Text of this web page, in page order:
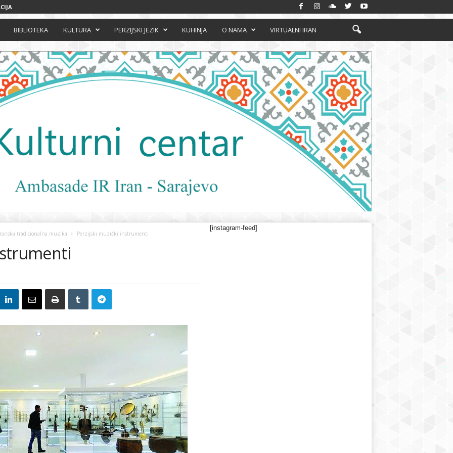
BIBLIOTEKA KULTURA PERZIJSKI JEZIK KUHINJA O NAMA VIRTUALNI IRAN
tradicionalna muzika Perzijski muzički instrumenti
[instagram-feed]